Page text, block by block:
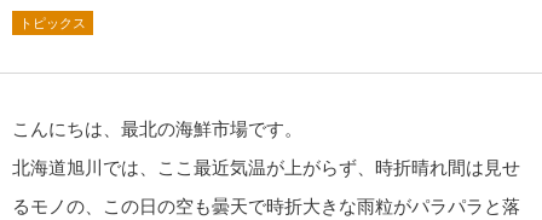
トピックス
こんにちは、最北の海鮮市場です。
北海道旭川では、ここ最近気温が上がらず、時折晴れ間は見せ
るモノの、この日の空も曇天で時折大きな雨粒がパラパラと落